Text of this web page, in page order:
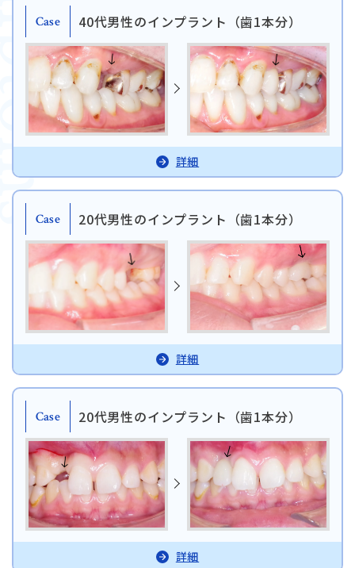
タップで電話できます
日本歯科札幌
011-242-8148
月火水金土 10:00〜13:30 /
14:30〜18:00
日本歯科豊平
011-833-5500
月火水木金土 10:00〜13:30 /
14:30〜18:00
日本歯科札幌
日本歯科豊平
Case 40代男性のインプラント（歯1本分）
詳細
Case 20代男性のインプラント（歯1本分）
詳細
Case 20代男性のインプラント（歯1本分）
詳細